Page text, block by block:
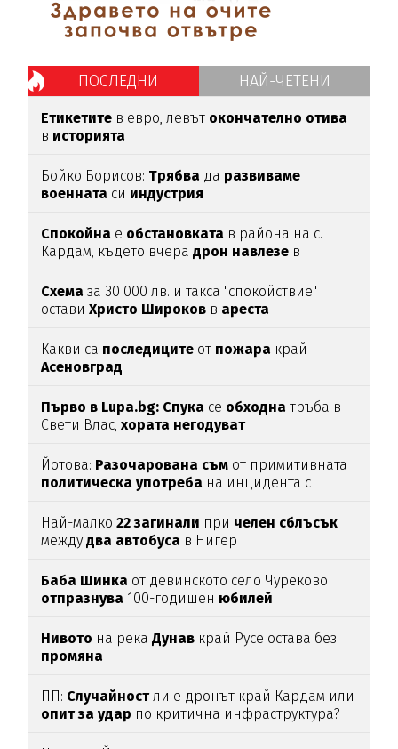
ПОСЛЕДНИ НАЙ-ЧЕТЕНИ
Етикетите в евро, левът окончателно отива
в историята
Бойко Борисов: Трябва да развиваме
военната си индустрия
Спокойна е обстановката в района на с.
Кардам, където вчерадрон навлезе в
Схема за 30 000 лв. и такса "спокойствие"
оставиХристо Широков в ареста
Какви са последиците от пожара край
Асеновград
Първо в Lupa.bg: Спука се обходна тръба в
Свети Влас,хората негодуват
Йотова: Разочарована съм от примитивната
политическа употреба на инцидента с
Най-малко22 загинали при челен сблъсък
междудва автобуса в Нигер
Баба Шинка от девинското село Чуреково
отпразнува 100-годишен юбилей
Нивото на рекаДунав край Русе остава без
промяна
ПП: Случайностли е дронът край Кардам или
опит за удар по критична инфраструктура?